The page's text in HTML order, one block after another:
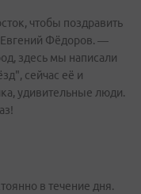
чтобы поздравить
Евгений Фёдоров. —
здесь мы написали
сейчас её и
удивительные люди.
в течение дня.